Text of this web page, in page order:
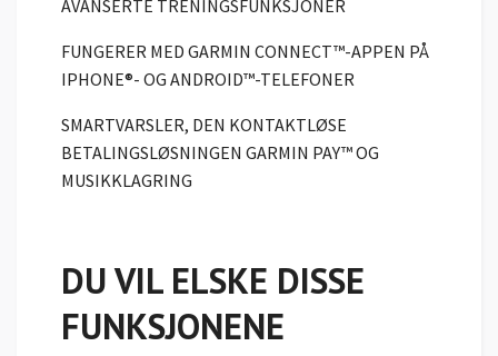
AVANSERTE TRENINGSFUNKSJONER
FUNGERER MED GARMIN CONNECT™-APPEN PÅ
IPHONE®- OG ANDROID™-TELEFONER
SMARTVARSLER, DEN KONTAKTLØSE
BETALINGSLØSNINGEN GARMIN PAY™ OG
MUSIKKLAGRING
DU VIL ELSKE DISSE
FUNKSJONENE